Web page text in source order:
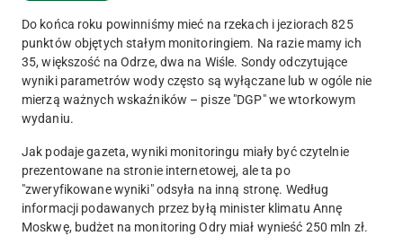
Do końca roku powinniśmy mieć na rzekach i jeziorach 825
punktów objętych stałym monitoringiem. Na razie mamy ich
35, większość na Odrze, dwa na Wiśle. Sondy odczytujące
wyniki parametrów wody często są wyłączane lub w ogóle nie
mierzą ważnych wskaźników – pisze "DGP" we wtorkowym
wydaniu.
Jak podaje gazeta, wyniki monitoringu miały być czytelnie
prezentowane na stronie internetowej, ale ta po
"zweryfikowane wyniki" odsyła na inną stronę. Według
informacji podawanych przez byłą minister klimatu Annę
Moskwę, budżet na monitoring Odry miał wynieść 250 mln zł.